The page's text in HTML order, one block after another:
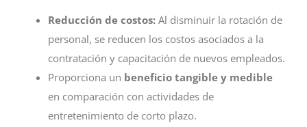
Reducción de costos: Al disminuir la rotación de
personal, se reducen los costos asociados a la
contratación y capacitación de nuevos empleados.
Proporciona un beneficio tangible y medible
en comparación con actividades de
entretenimiento de corto plazo.